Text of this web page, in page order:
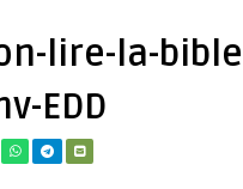
lire-la-
EDD